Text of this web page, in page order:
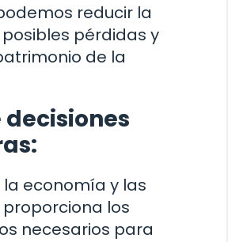
reducir la
pérdidas y
de la
la economía y las
los
necesarios para